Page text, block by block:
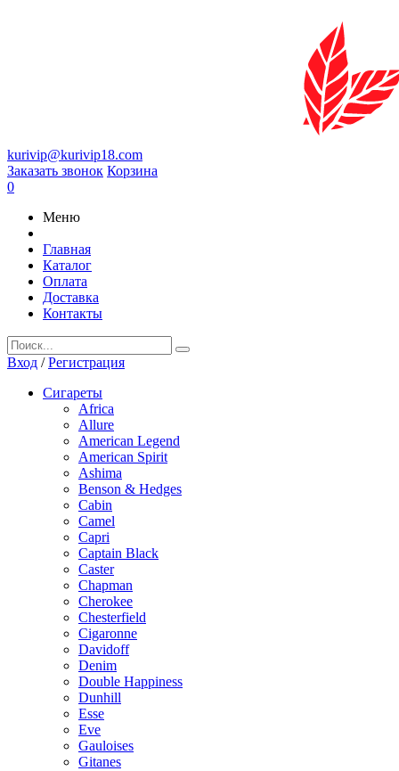
kurivip@kurivip18.com
Заказать звонок Корзина
0
Меню
Главная
Каталог
Оплата
Доставка
Контакты
Вход /Регистрация
Сигареты
Africa
Allure
American Legend
American Spirit
Ashima
Benson & Hedges
Cabin
Camel
Capri
Captain Black
Caster
Chapman
Cherokee
Chesterfield
Cigaronne
Davidoff
Denim
Double Happiness
Dunhill
Esse
Eve
Gauloises
Gitanes